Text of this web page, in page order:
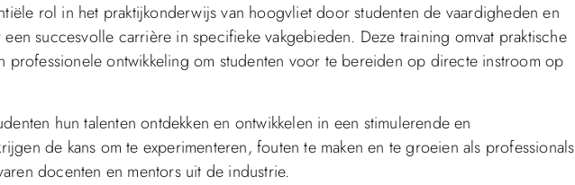
rol in het praktijkonderwijs van hoogvliet door studenten de vaardigheden en
succesvolle carrière in specifieke vakgebieden. Deze training omvat praktische
professionele ontwikkeling om studenten voor te bereiden op directe instroom op
hun talenten ontdekken en ontwikkelen in een stimulerende en
de kans om te experimenteren, fouten te maken en te groeien als professionals
docenten en mentors uit de industrie.